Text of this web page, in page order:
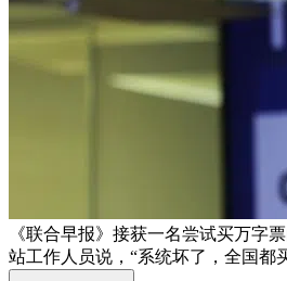
《联合早报》接获一名尝试买万字
站工作人员说，“系统坏了，全国都